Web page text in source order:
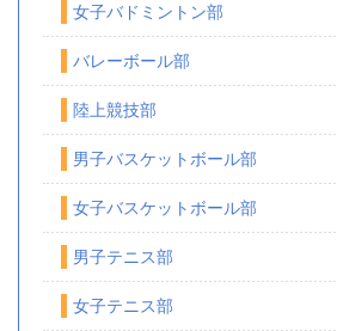
女子バドミントン部
バレーボール部
陸上競技部
男子バスケットボール部
女子バスケットボール部
男子テニス部
女子テニス部